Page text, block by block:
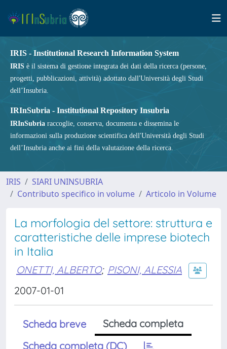
IRIS - Institutional Research Information System
IRIS è il sistema di gestione integrata dei dati della ricerca (persone,
progetti, pubblicazioni, attività) adottato dall'Università degli Studi
dell’Insubria.
IRInSubria - Institutional Repository Insubria
IRInSubria raccoglie, conserva, documenta e dissemina le
informazioni sulla produzione scientifica dell'Università degli Studi
dell’Insubria anche ai fini della valutazione della ricerca.
IRIS
SIARI UNINSUBRIA
Contributo specifico in volume
Articolo in Volume
La morfologia del settore: struttura e
caratteristiche delle imprese biotech
in Italia
ONETTI, ALBERTO; PISONI, ALESSIA
2007-01-01
Scheda breve
Scheda completa
Scheda completa (DC)